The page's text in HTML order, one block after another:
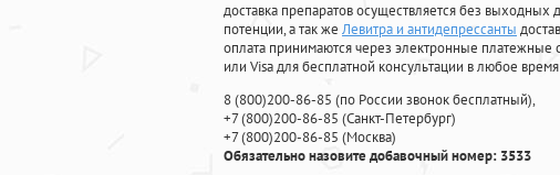
доставка препаратов осуществляется без выходных
потенции, а так же Левитра и антидепрессанты
оплата принимаются через электронные платежные
или Visa для бесплатной консультации в любое
8(800)200-86-85 (по России звонок бесплатный),
+7(800)200-86-85 (Санкт-Петербург)
+7(800)200-86-85 (Москва)
Обязательно назовите добавочный номер: 3533